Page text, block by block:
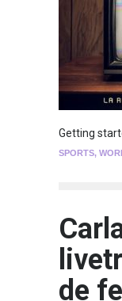
Getting
SPORTS,
de